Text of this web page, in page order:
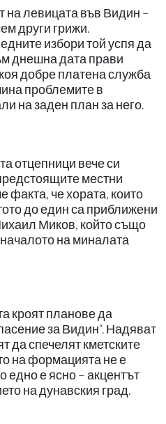
левицата във Видин –
други грижи.
избори той успя да
днешна дата прави
добре платена служба
проблемите в
на заден план за него.
отцепници вече си
местни
факта, че хората, които
до един са приближени
Миков, който също
на миналата
кроят планове да
за Видин“. Надяват
да спечелят кметските
на формацията не е
едно е ясно – акцентът
на дунавския град.